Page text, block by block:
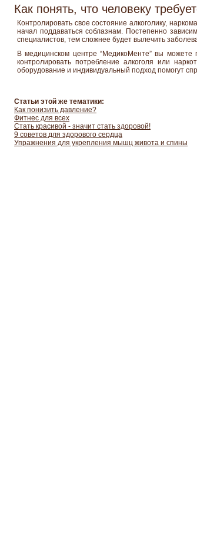
Как понять, что человеку
Контролировать свое состояние алкоголику,
начал поддаваться соблазнам. Постепенно
специалистов, тем сложнее будет вылечить
В медицинском центре “МедикоМенте” вы можете
контролировать потребление алкоголя или
оборудование и индивидуальный подход помогут
Статьи этой же тематики:
Как понизить давление?
Фитнес для всех
Стать красивой - значит стать здоровой!
9 советов для здорового сердца
Упражнения для укрепления мышц живота и спины